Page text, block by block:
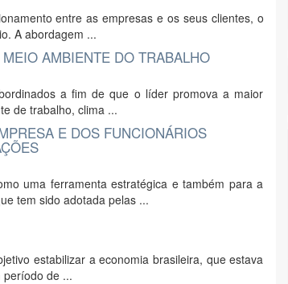
entre as empresas e os seus clientes, o
A abordagem ...
AMBIENTE DO TRABALHO
a fim de que o líder promova a maior
de trabalho, clima ...
E DOS FUNCIONÁRIOS
uma ferramenta estratégica e também para a
tem sido adotada pelas ...
estabilizar a economia brasileira, que estava
período de ...